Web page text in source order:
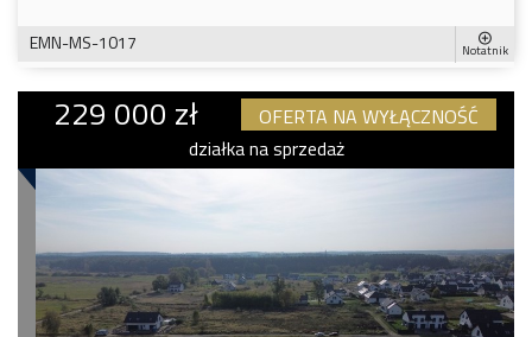
EMN-MS-1017 Notatnik
229 000 zł
OFERTA NA WYŁĄCZNOŚĆ
działka na sprzedaż